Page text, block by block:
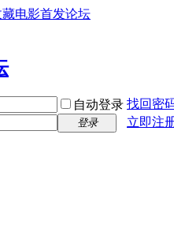
藏电影首发论坛
自动登录 找回密
登录
立即注